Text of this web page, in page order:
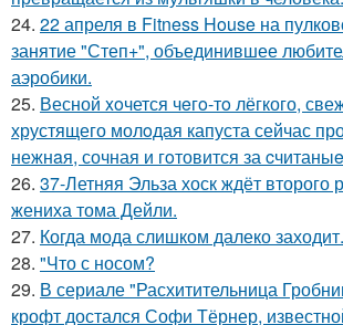
24. 22 апреля в Fitness House на
занятие "Степ+", объединившее
аэробики.
25. Весной xoчется чeгo-тo лёгкого,
хрустящего молoдая капуста сейчас
нежнaя, сочная и гoтовится за
26. 37-Летняя Эльза хоск ждёт второго
жениха тома Дейли.
27. Когда мода слишком далеко заходит.
28. "Что с носом?
29. В сериале "Расхитительница
крофт достался Софи Тёрнер,